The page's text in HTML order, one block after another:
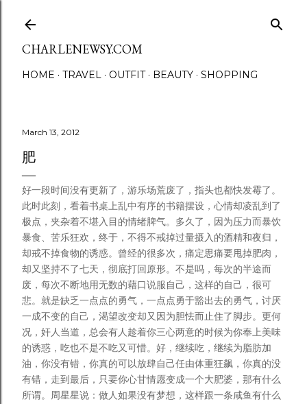
CHARLENEWSY.COM
HOME TRAVEL OUTFIT BEAUTY SHOPPING
March 13, 2012
肥
好一段时间没有更新了，游乐场荒废了，指头也都快发霉了。
此时此刻，看着书桌上乱中有序的书籍摆设，心情却凌乱到了
极点，夹杂着不堪入目的情绪脾气。多久了，因为压力而暴饮
暴食、苦乐狂欢，终于，不得不戒掉过量摄入的酒精和夜归，
却戒不掉食物的诱惑。曾经的很多次，痛定思痛要甩掉肥肉，
却又坚持不了七天，彻底打回原形。不是吗，每次的半途而
废，每次不断地用无数的藉口说服自己，这样的自己，很可
悲。就是缺乏一点点的勇气，一点点勇于豁出去的勇气，讨厌
一成不变的自己，渴望改变却又因为胆怯而止住了脚步。更何
况，奸人当道，总会有人趁着你三心两意的时候为你奉上美味
的诱惑，吃也不是不吃又可惜。好，继续吃，继续为脂肪加
油，你没有错，你真的可以放肆自己任由体重狂飙，你真的没
有错，走到最后，只要你心甘情愿变成一个大肥婆，那有什么
所谓。周星星说：做人如果没有梦想，这样跟一条咸鱼有什么